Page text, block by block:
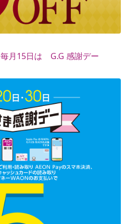
オトナをもっとおトクに 毎月15日は G.G 感謝デー